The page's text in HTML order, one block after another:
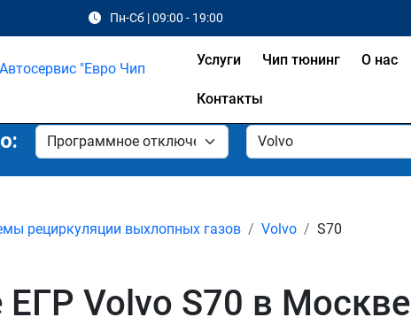
Пн-Сб | 09:00 - 19:00
Услуги Чип тюнинг О нас
Контакты
рециркуляции выхлопных газов Volvo S70
Volvo S70 в Москве